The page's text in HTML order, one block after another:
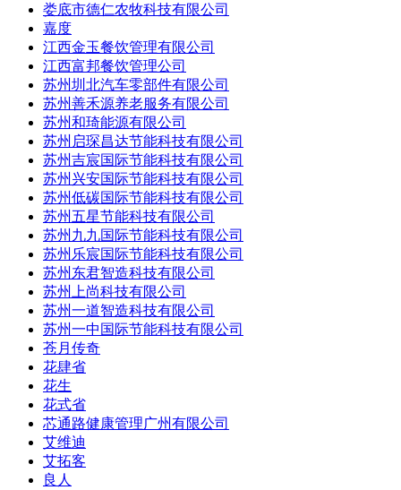
娄底市德仁农牧科技有限公司
嘉度
江西金玉餐饮管理有限公司
江西富邦餐饮管理公司
苏州圳北汽车零部件有限公司
苏州善禾源养老服务有限公司
苏州和琦能源有限公司
苏州启琛昌达节能科技有限公司
苏州吉宸国际节能科技有限公司
苏州兴安国际节能科技有限公司
苏州低碳国际节能科技有限公司
苏州五星节能科技有限公司
苏州九九国际节能科技有限公司
苏州乐宸国际节能科技有限公司
苏州东君智造科技有限公司
苏州上尚科技有限公司
苏州一道智造科技有限公司
苏州一中国际节能科技有限公司
苍月传奇
花肆省
花生
花式省
芯通路健康管理广州有限公司
艾维迪
艾拓客
良人